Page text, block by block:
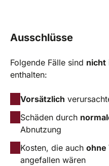
Ausschlüsse
Folgende Fälle sind nicht
enthalten:
Vorsätzlich
Schäden durch
Abnutzung
Kosten, die auch ohne
angefallen wären